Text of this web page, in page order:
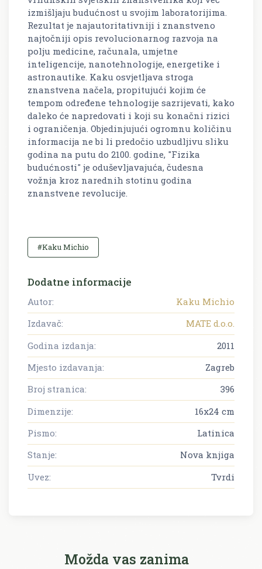
izmišljaju budućnost u svojim laboratorijima.
Rezultat je najautoritativniji i znanstveno
najtočniji opis revolucionarnog razvoja na
polju medicine, računala, umjetne
inteligencije, nanotehnologije, energetike i
astronautike. Kaku osvjetljava stroga
znanstvena načela, propitujući kojim će
tempom određene tehnologije sazrijevati, kako
daleko će napredovati i koji su konačni rizici
i ograničenja. Objedinjujući ogromnu količinu
informacija ne bi li predočio uzbudljivu sliku
godina na putu do 2100. godine, "Fizika
budućnosti" je oduševljavajuća, čudesna
vožnja kroz narednih stotinu godina
znanstvene revolucije.
#Kaku Michio
Dodatne informacije
Autor:
Kaku Michio
Izdavač:
MATE d.o.o.
Godina izdanja:
2011
Mjesto izdavanja:
Zagreb
Broj stranica:
396
Dimenzije:
16x24 cm
Pismo:
Latinica
Stanje:
Nova knjiga
Uvez:
Tvrdi
Možda vas zanima